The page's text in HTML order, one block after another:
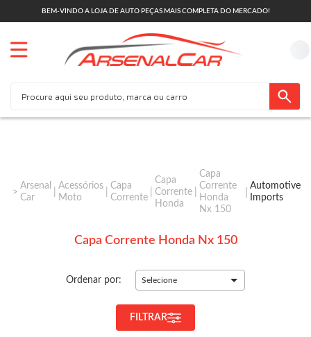
BEM-VINDO A LOJA DE AUTO PEÇAS MAIS COMPLETA DO MERCADO!
Arsenal
Car
Acessórios
Moto
Capa
Corrente
Capa
Corrente
Honda
Capa
Corrente
Honda
Nx 150
Automotive
Imports
Capa Corrente Honda Nx 150
Ordenar por: Selecione
FILTRAR